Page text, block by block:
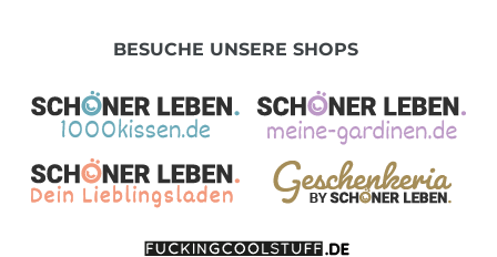
BESUCHE UNSERE SHOPS